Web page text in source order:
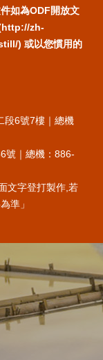
如為ODF開放文
zh-
) 或以您慣用的
段6號7樓｜總機
號｜總機：886-
文字登打製作,若
準」